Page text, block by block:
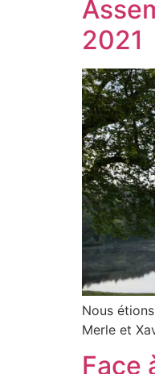
2021
Nous
Merle et
Face